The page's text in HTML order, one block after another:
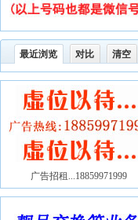
最近浏览 对比 清空
广告招租...18859971999